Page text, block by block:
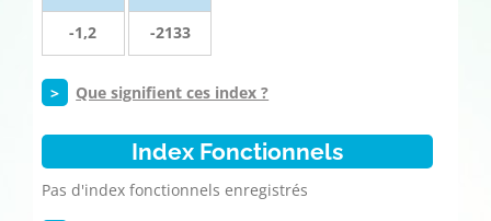
-1,2 -2133
> Que signifient ces index ?
Index Fonctionnels
Pas d'index fonctionnels enregistrés